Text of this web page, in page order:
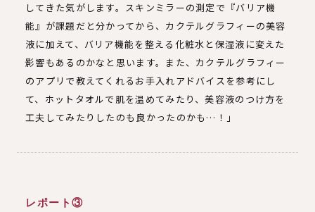
してきた気がします。スキンミラーの測定で『バリア機
能』が課題だと分かってから、カクテルグラフィーの美容
液に加えて、バリア機能を整える化粧水と保湿液に変えた
影響もあるのかなと思います。また、カクテルグラフィー
のアプリで教えてくれるお手入れアドバイスを参考にし
て、ホットタオルで肌を温めてみたり、美容液のつけ方を
工夫してみたりしたのも良かったのかも…！」
レポート③